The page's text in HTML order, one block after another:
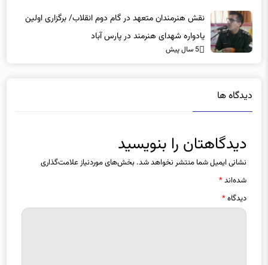
نقش هنرمندان متعهد در گام دوم انقلاب/ برگزاری اولین
یادواره شهدای هنرمند در پارس آباد
5 سال پیش
دیدگاه ها
دیدگاهتان را بنویسید
نشانی ایمیل شما منتشر نخواهد شد. بخش‌های موردنیاز علامت‌گذاری
شده‌اند*
دیدگاه*